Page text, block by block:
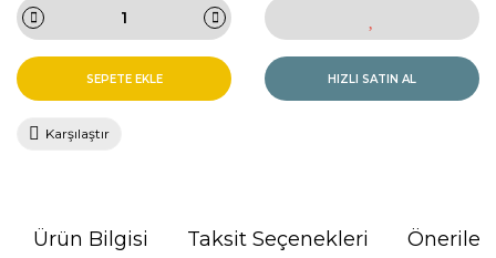
SEPETE EKLE HIZLI SATIN AL
Karşılaştır
Ürün Bilgisi Taksit Seçenekleri